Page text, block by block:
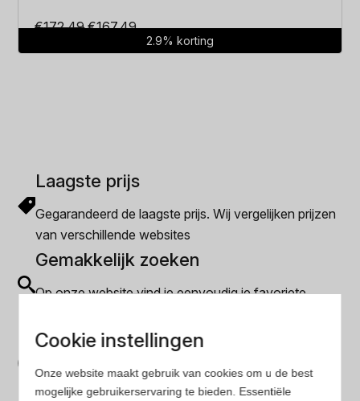
€172.49Oorspronkelijke
€167.49Huidige
prijs
2.9% korting
Laagste prijs
Gegarandeerd de laagste prijs. Wij vergelijken prijzen
van verschillende websites
Gemakkelijk zoeken
Op onze website vind je eenvoudig je favoriete
Bespaar tijd en geld
Wij hebben alle prijzen voor je verzameld zodat jij
minder tijd en geld kwijt bent
Cookie instellingen
Onze website maakt gebruik van cookies om u de best
mogelijke gebruikerservaring te bieden. Essentiële